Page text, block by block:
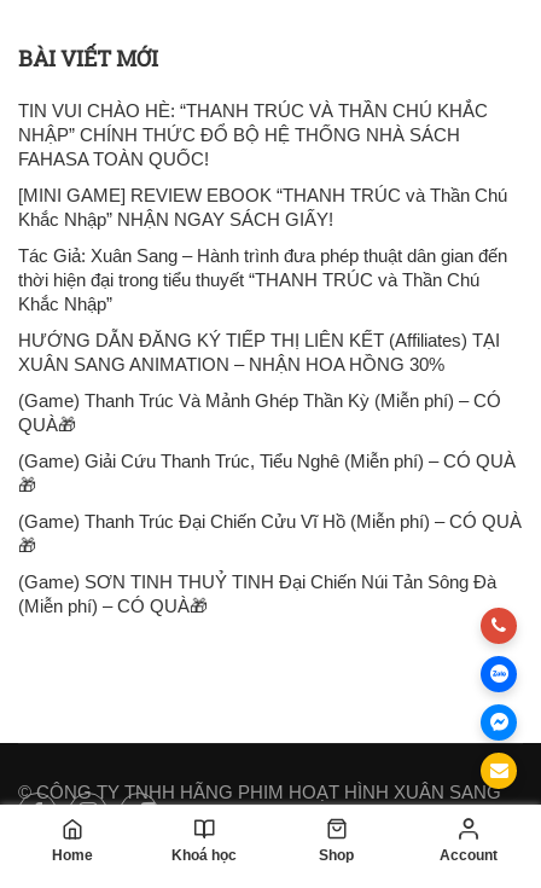
BÀI VIẾT MỚI
TIN VUI CHÀO HÈ: “THANH TRÚC VÀ THẦN CHÚ KHẮC
NHẬP” CHÍNH THỨC ĐỔ BỘ HỆ THỐNG NHÀ SÁCH
FAHASA TOÀN QUỐC!
[MINI GAME] REVIEW EBOOK “THANH TRÚC và Thần Chú
Khắc Nhập” NHẬN NGAY SÁCH GIẤY!
Tác Giả: Xuân Sang – Hành trình đưa phép thuật dân gian đến
thời hiện đại trong tiểu thuyết “THANH TRÚC và Thần Chú
Khắc Nhập”
HƯỚNG DẪN ĐĂNG KÝ TIẾP THỊ LIÊN KẾT (Affiliates) TẠI
XUÂN SANG ANIMATION – NHẬN HOA HỒNG 30%
(Game) Thanh Trúc Và Mảnh Ghép Thần Kỳ (Miễn phí) – CÓ
QUÀ🎁
(Game) Giải Cứu Thanh Trúc, Tiểu Nghê (Miễn phí) – CÓ QUÀ
🎁
(Game) Thanh Trúc Đại Chiến Cửu Vĩ Hồ (Miễn phí) – CÓ QUÀ
🎁
(Game) SƠN TINH THUỶ TINH Đại Chiến Núi Tản Sông Đà
(Miễn phí) – CÓ QUÀ🎁
© CÔNG TY TNHH HÃNG PHIM HOẠT HÌNH XUÂN SANG
Home Khoá học Shop Account